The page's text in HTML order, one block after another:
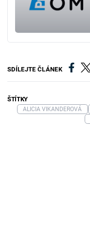
SDÍLEJTE ČLÁNEK
ŠTÍTKY
ALICIA VIKANDEROVÁ